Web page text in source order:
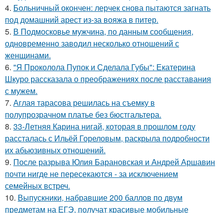
4. Больничный окончен: лерчек снова пытаются загнать
под домашний арест из-за вояжа в питер.
5. В Подмосковье мужчина, по данным сообщения,
одновременно заводил несколько отношений с
женщинами.
6. "Я Проколола Пупок и Сделала Губы": Екатерина
Шкуро рассказала о преображениях после расставания
с мужем.
7. Аглая тарасова решилась на съемку в
полупрозрачном платье без бюстгальтера.
8. 33-Летняя Карина нигай, которая в прошлом году
рассталась с Ильёй Гореловым, раскрыла подробности
их абьюзивных отношений.
9. После разрыва Юлия Барановская и Андрей Аршавин
почти нигде не пересекаются - за исключением
семейных встреч.
10. Выпускники, набравшие 200 баллов по двум
предметам на ЕГЭ, получат красивые мобильные